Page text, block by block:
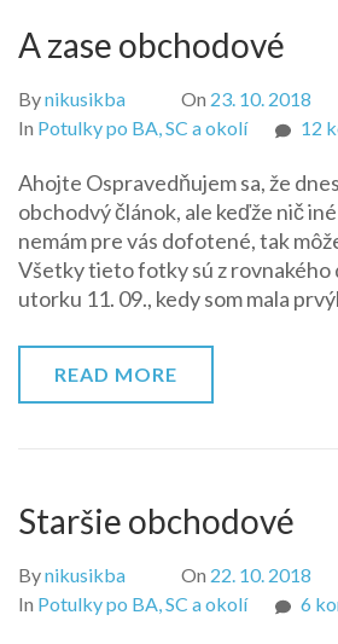
A zase obchodové
Bynikusikba On 23. 10. 2018
In Potulky po BA, SC a okolí 12
Ahojte Ospravedňujem sa, že
obchodvý článok, ale keďže nič
nemám pre vás dofotené, tak
Všetky tieto fotky sú z rovnakého
utorku 11. 09., kedy som mala
READ MORE
Staršie obchodové
Bynikusikba On 22. 10. 2018
In Potulky po BA, SC a okolí 6